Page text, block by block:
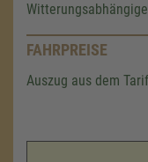
FAHRPREISE
Auszug aus dem